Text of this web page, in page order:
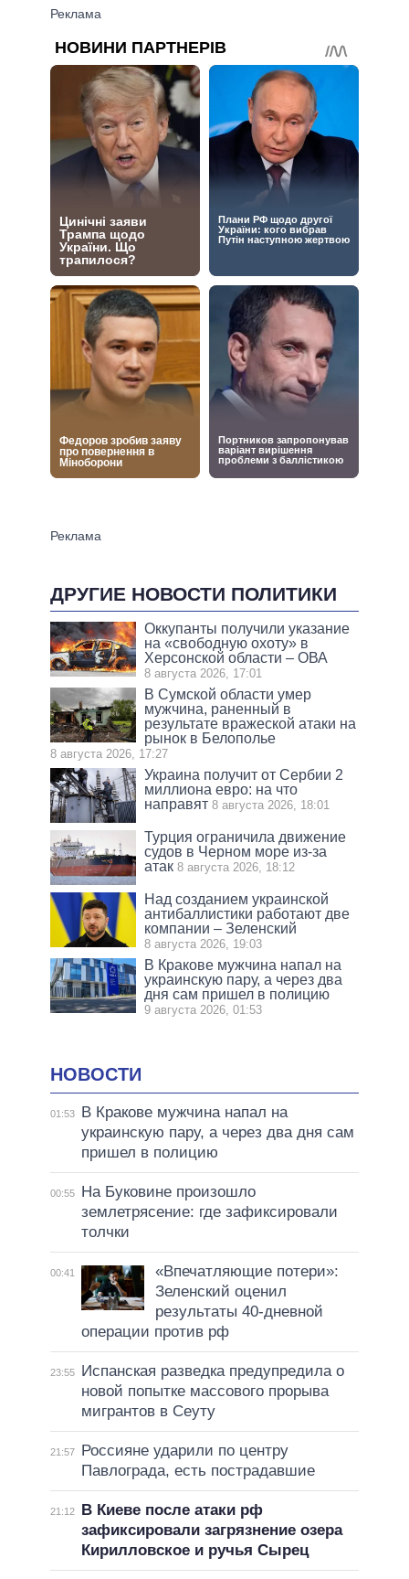
ДРУГИЕ НОВОСТИ ПОЛИТИКИ
Оккупанты получили указание
на «свободную охоту» в
Херсонской области – ОВА
8 августа 2026, 17:01
В Сумской области умер
мужчина, раненный в
результате вражеской атаки на
рынок в Белополье
8 августа 2026, 17:27
Украина получит от Сербии 2
миллиона евро: на что
направят 8 августа 2026, 18:01
Турция ограничила движение
судов в Черном море из-за
атак 8 августа 2026, 18:12
Над созданием украинской
антибаллистики работают две
компании – Зеленский
8 августа 2026, 19:03
В Кракове мужчина напал на
украинскую пару, а через два
дня сам пришел в полицию
9 августа 2026, 01:53
НОВОСТИ
01:53
В Кракове мужчина напал на
украинскую пару, а через два дня сам
пришел в полицию
00:55
На Буковине произошло
землетрясение: где зафиксировали
толчки
00:41
«Впечатляющие потери»:
Зеленский оценил
результаты 40-дневной
операции против рф
23:55
Испанская разведка предупредила о
новой попытке массового прорыва
мигрантов в Сеуту
21:57
Россияне ударили по центру
Павлограда, есть пострадавшие
21:12
В Киеве после атаки рф
зафиксировали загрязнение озера
Кирилловское и ручья Сырец